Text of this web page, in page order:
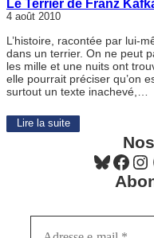
Le Terrier de Franz
4 août 2010
L’histoire, racontée par lui-
dans un terrier. On ne peut
les mille et une nuits ont
elle pourrait préciser qu’on
surtout un texte inachevé,…
Lire la suite
Bluesky Facebook Instagram